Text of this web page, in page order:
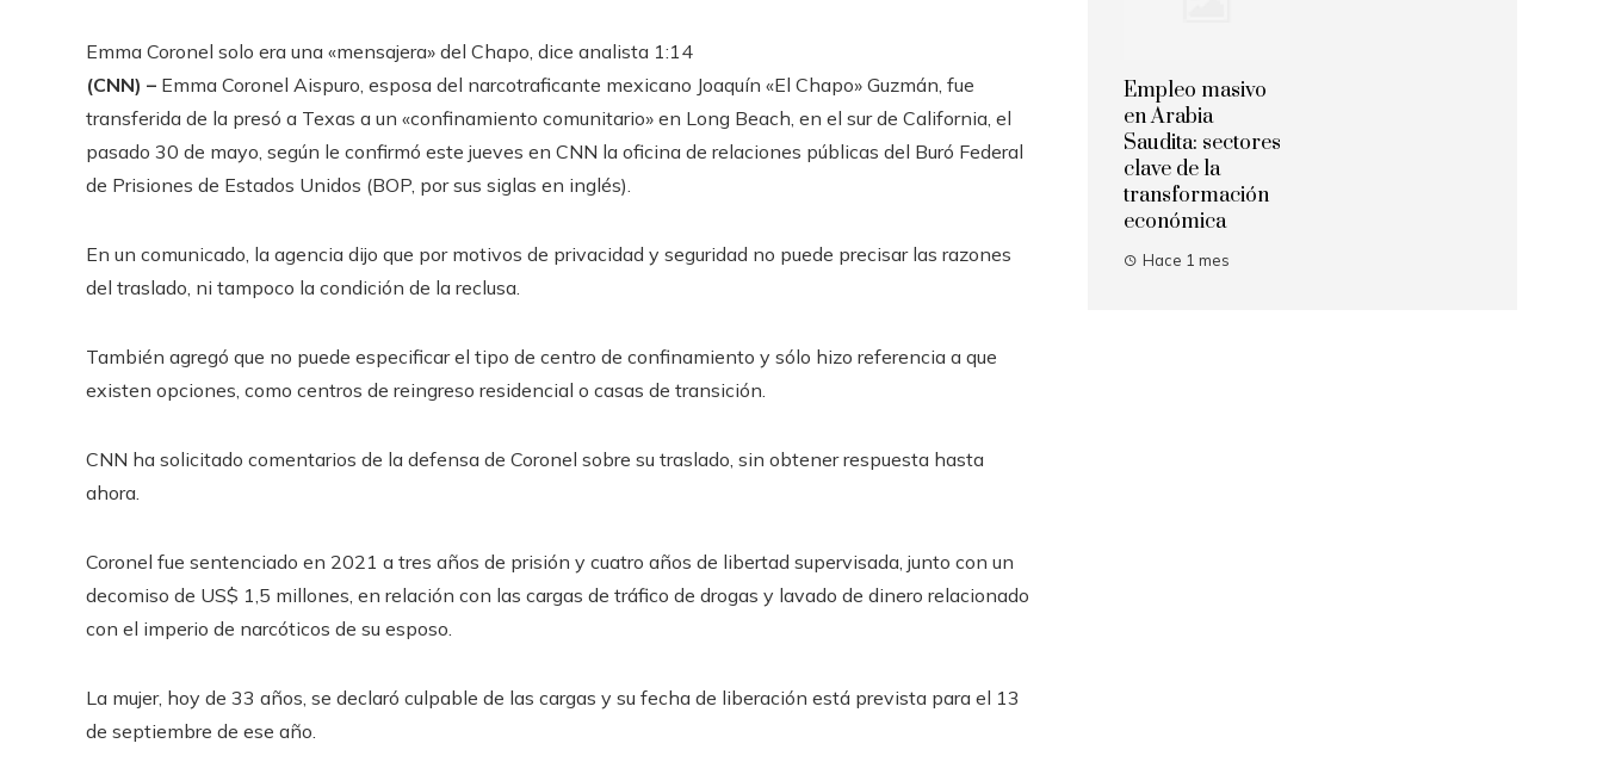
Emma Coronel solo era una «mensajera» del Chapo, dice analista 1:14
(CNN) – Emma Coronel Aispuro, esposa del narcotraficante mexicano Joaquín «El Chapo» Guzmán, fue
transferida de la presó a Texas a un «confinamiento comunitario» en Long Beach, en el sur de California, el
pasado 30 de mayo, según le confirmó este jueves en CNN la oficina de relaciones públicas del Buró Federal
de Prisiones de Estados Unidos (BOP, por sus siglas en inglés).
En un comunicado, la agencia dijo que por motivos de privacidad y seguridad no puede precisar las razones
del traslado, ni tampoco la condición de la reclusa.
También agregó que no puede especificar el tipo de centro de confinamiento y sólo hizo referencia a que
existen opciones, como centros de reingreso residencial o casas de transición.
CNN ha solicitado comentarios de la defensa de Coronel sobre su traslado, sin obtener respuesta hasta
ahora.
Coronel fue sentenciado en 2021 a tres años de prisión y cuatro años de libertad supervisada, junto con un
decomiso de US$ 1,5 millones, en relación con las cargas de tráfico de drogas y lavado de dinero relacionado
con el imperio de narcóticos de su esposo.
La mujer, hoy de 33 años, se declaró culpable de las cargas y su fecha de liberación está prevista para el 13
de septiembre de ese año.
Empleo masivo
en Arabia
Saudita: sectores
clave de la
transformación
económica
Hace 1 mes